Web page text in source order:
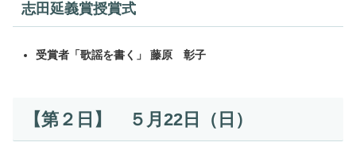
志田延義賞授賞式
受賞者「歌謡を書く」 藤原 彰子
【第２日】 ５月22日（日）